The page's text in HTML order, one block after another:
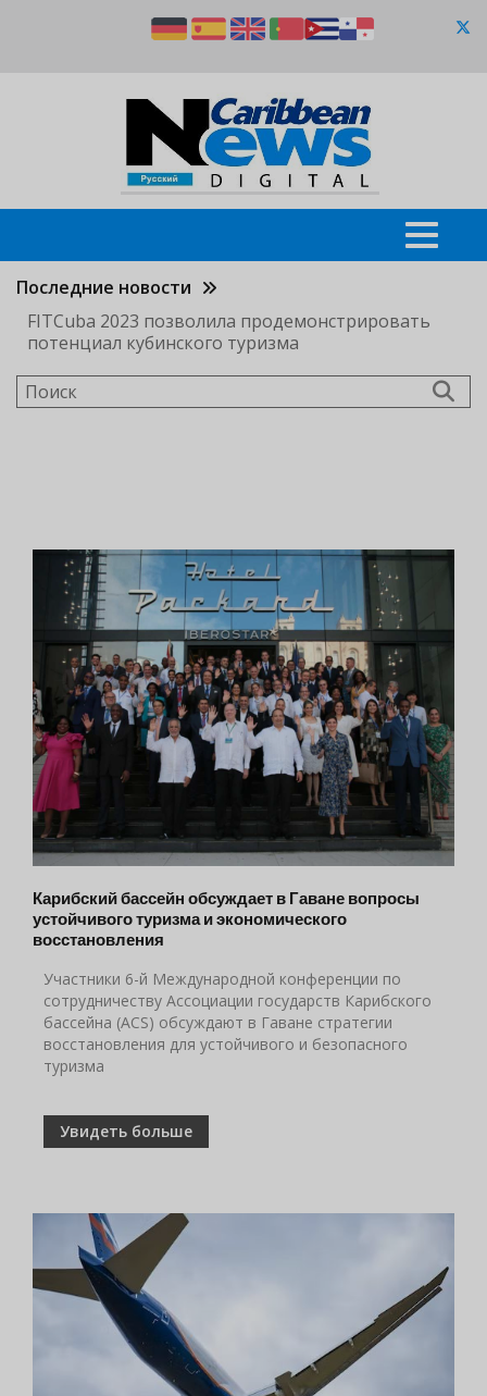
Последние новости
FITCuba 2023 позволила продемонстрировать
потенциал кубинского туризма
Поиск
Карибский бассейн обсуждает в Гаване вопросы
устойчивого туризма и экономического
восстановления
Участники 6-й Международной конференции по
сотрудничеству Ассоциации государств Карибского
бассейна (ACS) обсуждают в Гаване стратегии
восстановления для устойчивого и безопасного
туризма
Увидеть больше